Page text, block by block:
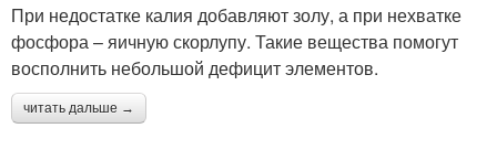
При недостатке калия добавляют золу, а при нехватке
фосфора – яичную скорлупу. Такие вещества помогут
восполнить небольшой дефицит элементов.
читать дальше →